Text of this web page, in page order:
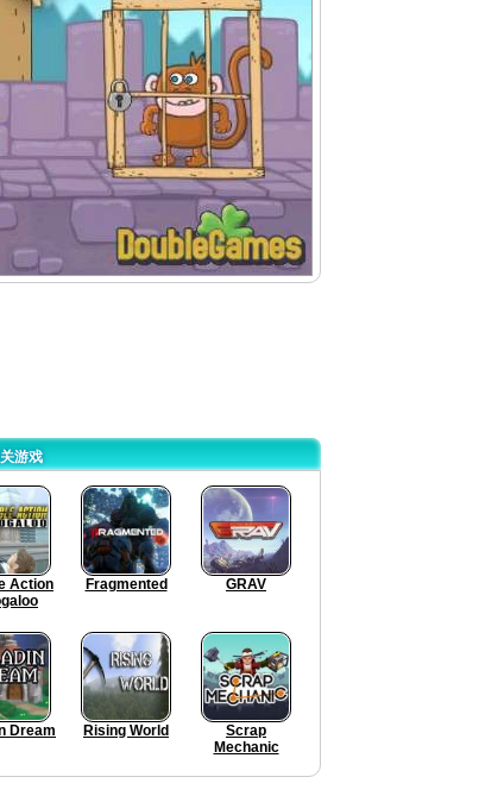
游戏
Action
Fragmented GRAV
Dream Rising World
Scrap
Mechanic